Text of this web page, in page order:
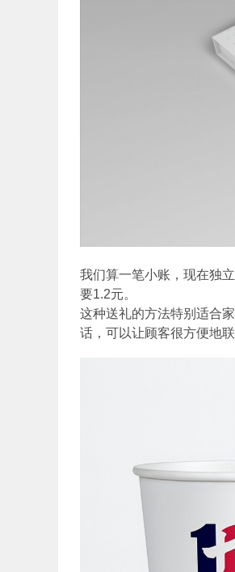
我们算一笔小账，现在独
要1.2元。
这种送礼的方法特别适合
话，可以让顾客很方便地